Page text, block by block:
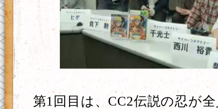
第1回目は、CC2伝説の忍が